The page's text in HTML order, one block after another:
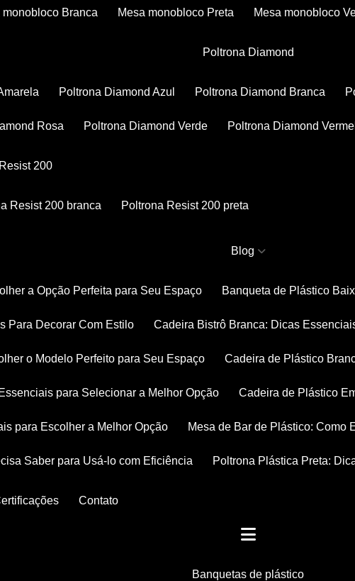
monobloco Branca Mesa monobloco Preta Mesa monobloco
Poltrona Diamond
Poltrona Diamond Azul Poltrona Diamond Branca
Rosa Poltrona Diamond Verde Poltrona Diamond
Resist 200
Resist 200 branca Poltrona Resist 200 preta
Blog
a Opção Perfeita para Seu Espaço Banqueta de Plástico
Para Decorar Com Estilo Cadeira Bistrô Branca: Dicas
o Modelo Perfeito para Seu Espaço Cadeira de Plástico
para Selecionar a Melhor Opção Cadeira de Plástico
para Escolher a Melhor Opção Mesa de Bar de Plástico:
Saber para Usá-lo com Eficiência Poltrona Plástica Preta:
Certificações Contato
banquetas de plástico